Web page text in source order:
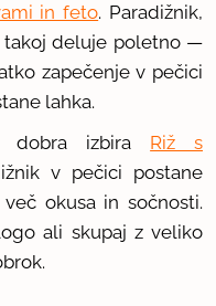
in feto. Paradižnik,
takoj deluje poletno —
zapečenje v pečici
lahka.
dobra izbira Riž s
v pečici postane
okusa in sočnosti.
ali skupaj z veliko